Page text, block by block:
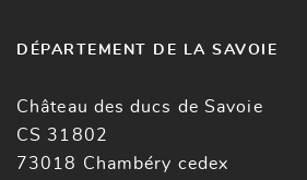
DÉPARTEMENT DE LA SAVOIE
Château des ducs de Savoie
CS 31802
73018 Chambéry cedex